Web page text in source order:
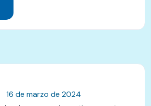
16 de marzo de 2024